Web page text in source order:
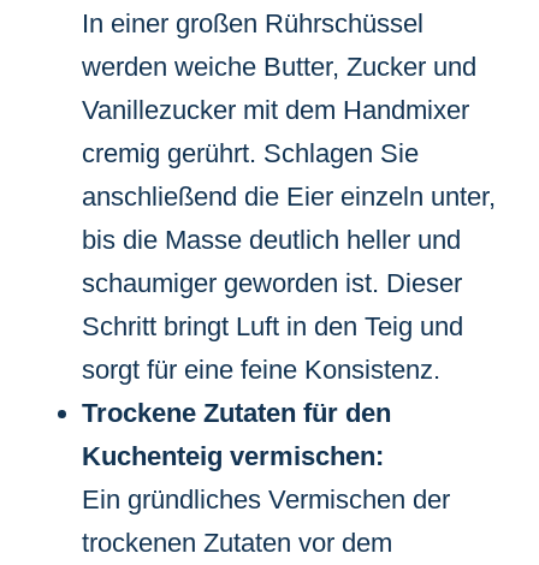
In einer großen Rührschüssel
werden weiche Butter, Zucker und
Vanillezucker mit dem Handmixer
cremig gerührt. Schlagen Sie
anschließend die Eier einzeln unter,
bis die Masse deutlich heller und
schaumiger geworden ist. Dieser
Schritt bringt Luft in den Teig und
sorgt für eine feine Konsistenz.
Trockene Zutaten für den
Kuchenteig vermischen:
Ein gründliches Vermischen der
trockenen Zutaten vor dem